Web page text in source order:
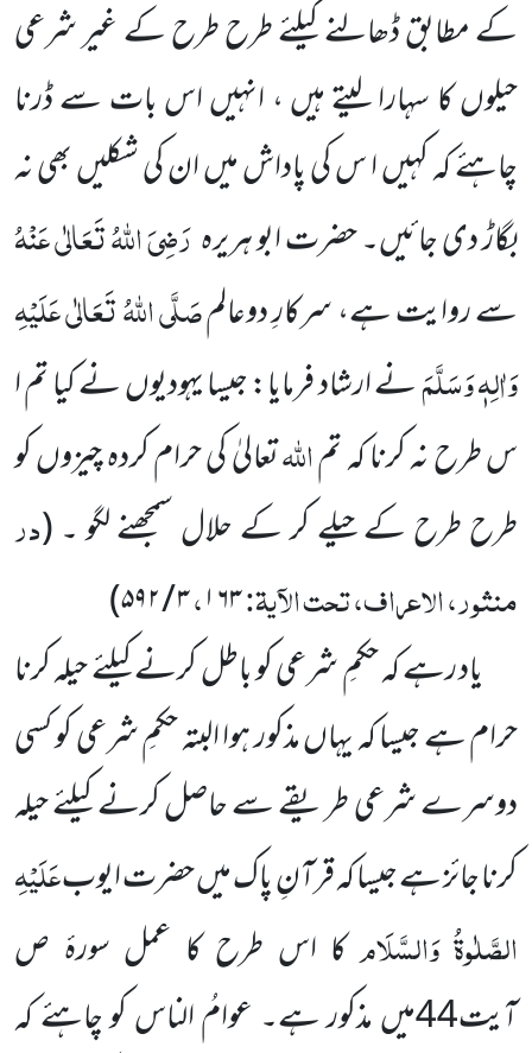
کےمطابق ڈھالنے کیلئے طرح طرح کے غیر شرعی
حیلوں کا سہارا لیتے ہیں ، انہیں اس بات سے ڈرنا
چاہئے کہ کہیں ا س کی پاداشمیں ان کی شکلیں بھی نہ
بگاڑ دی جائیں۔ حضرت ابو ہریرہرَضِیَ اللہُ تَعَالٰی عَنْہُ
سے روایت ہے، سرکارِ دوعالمصَلَّی اللہُتَعَالٰی عَلَیْہِ
وَاٰلِہٖ وَسَلَّمَنے ارشاد فرمایا: جیسا یہودیوں نے کیا تم ا
س طرح نہ کرنا کہ تماللہتعالیٰ کی حرام کردہ چیزوں کو
طرح طرح کے حیلے کر کے حلال سمجھنے لگو ۔(در
منثور، الاعراف، تحت الآیۃ:۱۶۳،۳/۵۹۲)
یاد رہے کہ حکمِ شرعی کو باطل کرنے کیلئے حیلہ کرنا
حرام ہے جیسا کہ یہاں مذکور ہوا البتہ حکمِ شرعی کو کسی
دوسرے شرعی طریقے سے حاصل کرنے کیلئے حیلہ
کرنا جائز ہے جیسا کہ قرآنِ پاک میں حضرت ایوبعَلَیْہِ
الصَّلٰوۃُ وَالسَّلَامکا اس طرح کا عمل سورۂ ص
آیت44میں مذکور ہے۔ عوامُ الناس کو چاہئے کہ